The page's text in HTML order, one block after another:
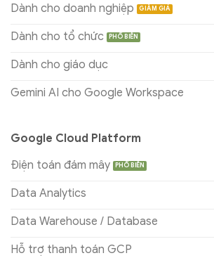
Dành cho doanh nghiệp
Dành cho tổ chức
Dành cho giáo dục
Gemini AI cho Google Workspace
Google Cloud Platform
Điện toán đám mây
Data Analytics
Data Warehouse / Database
Hỗ trợ thanh toán GCP